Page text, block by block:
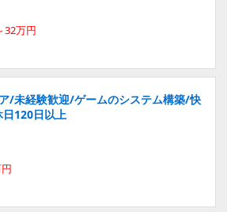
32万円
/未経験歓迎/ゲームのシステム構築/快
120日以上